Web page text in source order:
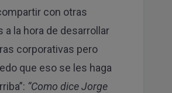
con otras
a la hora de desarrollar
corporativas pero
que eso se les haga
“Como dice Jorge